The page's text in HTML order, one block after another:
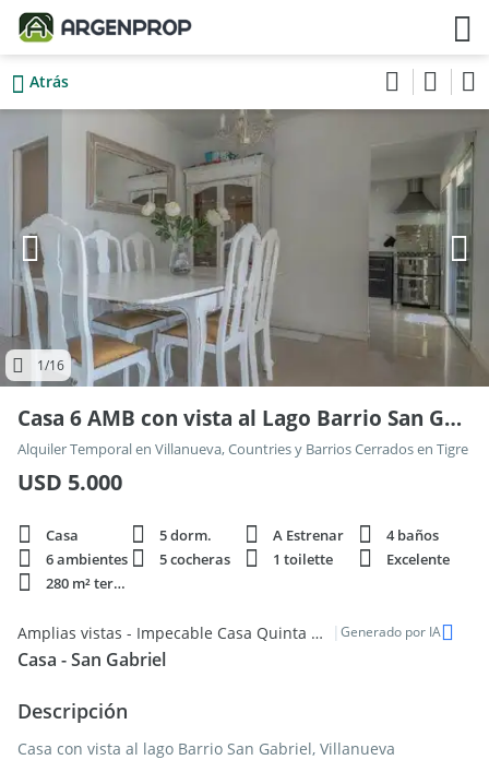
Atrás
1/16
Casa 6 AMB con vista al Lago Barrio San Gabriel ALQUILER TEMPORARIO
Alquiler Temporal en Villanueva, Countries y Barrios Cerrados en Tigre
USD 5.000
Casa 5 dorm. A Estrenar
4 baños
6 ambientes
5 cocheras 1 toilette
Excelente
280 m² terren.
Amplias vistas - Impecable Casa Quinta para Alquiler Temporal en Villanueva, Tigre | Generado por IA
Casa - San Gabriel
Descripción
Casa con vista al lago Barrio San Gabriel, Villanueva